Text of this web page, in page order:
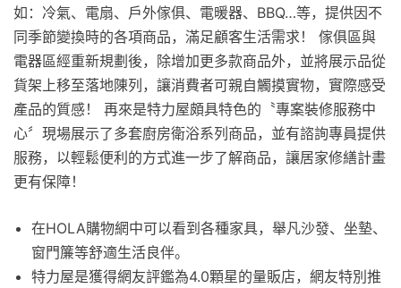
如：冷氣、電扇、戶外傢俱、電暖器、BBQ…等，提供因不
同季節變換時的各項商品，滿足顧客生活需求！ 傢俱區與
電器區經重新規劃後，除增加更多款商品外，並將展示品從
貨架上移至落地陳列，讓消費者可親自觸摸實物，實際感受
產品的質感！ 再來是特力屋頗具特色的〝專案裝修服務中
心〞現場展示了多套廚房衛浴系列商品，並有諮詢專員提供
服務，以輕鬆便利的方式進一步了解商品，讓居家修繕計畫
更有保障！
在HOLA購物網中可以看到各種家具，舉凡沙發、坐墊、
窗門簾等舒適生活良伴。
特力屋是獲得網友評鑑為4.0顆星的量販店，網友特別推